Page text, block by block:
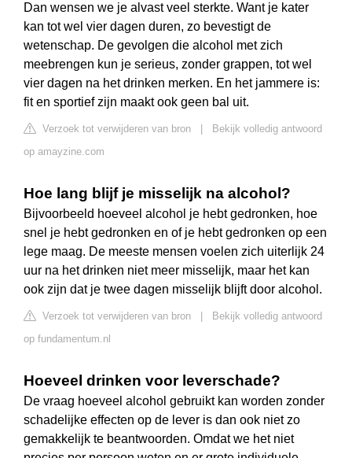
Dan wensen we je alvast veel sterkte. Want je kater
kan tot wel vier dagen duren, zo bevestigt de
wetenschap. De gevolgen die alcohol met zich
meebrengen kun je serieus, zonder grappen, tot wel
vier dagen na het drinken merken. En het jammere is:
fit en sportief zijn maakt ook geen bal uit.
Verzoek tot verwijderen van bron
Bekijk volledig antwoord
op amayzine.com
Hoe lang blijf je misselijk na alcohol?
Bijvoorbeeld hoeveel alcohol je hebt gedronken, hoe
snel je hebt gedronken en of je hebt gedronken op een
lege maag. De meeste mensen voelen zich uiterlijk 24
uur na het drinken niet meer misselijk, maar het kan
ook zijn dat je twee dagen misselijk blijft door alcohol.
Verzoek tot verwijderen van bron
Bekijk volledig antwoord
op fundamentum.nl
Hoeveel drinken voor leverschade?
De vraag hoeveel alcohol gebruikt kan worden zonder
schadelijke effecten op de lever is dan ook niet zo
gemakkelijk te beantwoorden. Omdat we het niet